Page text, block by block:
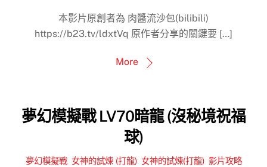
本影片原創者為 肉醬流沙包(bilibili)
https://b23.tv/ldxtVq 原作者分享的關鍵要 […]
More
夢幻模擬戰 LV70暗龍 (沒秘境祝福
球)
夢幻模擬戰, 女神的試煉 (打龍), 女神的試煉(打龍), 影片攻略